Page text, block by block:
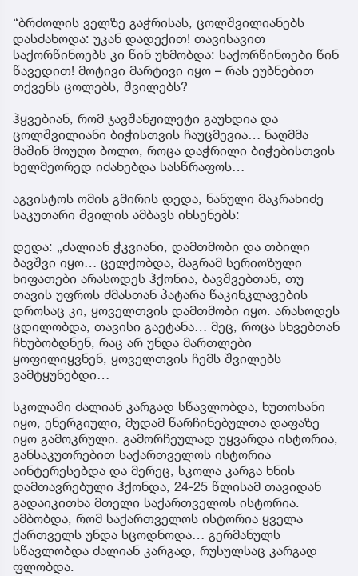
“ბრძოლის ველზე გაჭრისას, ცოლშვილიანებს
დასძახოდა: უკან დადექით! თავისავით
საქორწინოებს კი წინ უხმობდა: საქორწინოები წინ
წავედით! მოტივი მარტივი იყო – რას ეუბნებით
თქვენს ცოლებს, შვილებს?
ჰყვებიან, რომ ჯავშანჟილეტი გაუხდია და
ცოლშვილიანი ბიჭისთვის ჩაუცმევია… ნაღმმა
მაშინ მოუღო ბოლო, როცა დაჭრილი ბიჭებისთვის
ხელმეორედ იძახებდა სასწრაფოს…
აგვისტოს ომის გმირის დედა, ნანული მაკრახიძე
საკუთარი შვილის ამბავს იხსენებს:
დედა: „ძალიან ჭკვიანი, დამთმობი და თბილი
ბავშვი იყო… ცელქობდა, მაგრამ სერიოზული
ხიფათები არასოდეს ჰქონია, ბავშვებთან, თუ
თავის უფროს ძმასთან პატარა წაკინკლავების
დროსაც კი, ყოველთვის დამთმობი იყო. არასოდეს
ცდილობდა, თავისი გაეტანა… მეც, როცა სხვებთან
ჩხუბობდნენ, რაც არ უნდა მართლები
ყოფილიყვნენ, ყოველთვის ჩემს შვილებს
ვამტყუნებდი…
სკოლაში ძალიან კარგად სწავლობდა, ხუთოსანი
იყო, ენერგიული, მუდამ წარჩინებულთა დაფაზე
იყო გამოკრული. გამორჩეულად უყვარდა ისტორია,
განსაკუთრებით საქართველოს ისტორია
აინტერესებდა და მერეც, სკოლა კარგა ხნის
დამთავრებული ჰქონდა, 24-25 წლისამ თავიდან
გადაიკითხა მთელი საქართველოს ისტორია.
ამბობდა, რომ საქართველოს ისტორია ყველა
ქართველს უნდა სცოდნოდა… გერმანულს
სწავლობდა ძალიან კარგად, რუსულსაც კარგად
ფლობდა.